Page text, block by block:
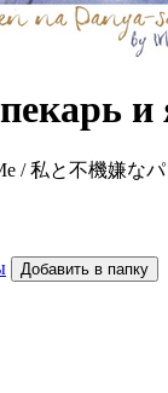
и
/ 私と不機嫌な
Добавить в папку